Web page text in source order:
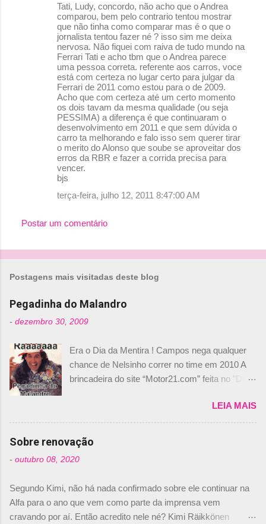
Tati, Ludy, concordo, não acho que o Andrea
comparou, bem pelo contrario tentou mostrar
que não tinha como comparar mas é o que o
jornalista tentou fazer né ? isso sim me deixa
nervosa. Não fiquei com raiva de tudo mundo na
Ferrari Tati e acho tbm que o Andrea parece
uma pessoa correta. referente aos carros, voce
está com certeza no lugar certo para julgar da
Ferrari de 2011 como estou para o de 2009.
Acho que com certeza até um certo momento
os dois tavam da mesma qualidade (ou seja
PESSIMA) a diferença é que continuaram o
desenvolvimento em 2011 e que sem dúvida o
carro ta melhorando e falo isso sem querer tirar
o merito do Alonso que soube se aproveitar dos
erros da RBR e fazer a corrida precisa para
vencer.
bjs
terça-feira, julho 12, 2011 8:47:00 AM
Postar um comentário
Postagens mais visitadas deste blog
Pegadinha do Malandro
- dezembro 30, 2009
Era o Dia da Mentira ! Campos nega qualquer
chance de Nelsinho correr no time em 2010 A
brincadeira do site “Motor21.com” feita no "Día
de abril –, afirmando que Nelson Piquet havia
comprado 15% das ações da Campos, dando,
com isso, um lugar no time a Nelsinho Piquet,
foi esclarecida de uma vez por todas por
Daniele Audetto, diretor da escuderia. O
não será o companheiro de Bruno Senna em
2010. "Na verdade, nós recebemos uma oferta
de Piquet", admitiu Audetto. “Mas depois de ter
LEIA MAIS
Sobre renovação
- outubro 08, 2020
Segundo Kimi, não há nada confirmado sobre ele continuar na
Alfa para o ano que vem como parte da imprensa vem
cravando por aí. Então acredito nele né? Kimi Räikkönen